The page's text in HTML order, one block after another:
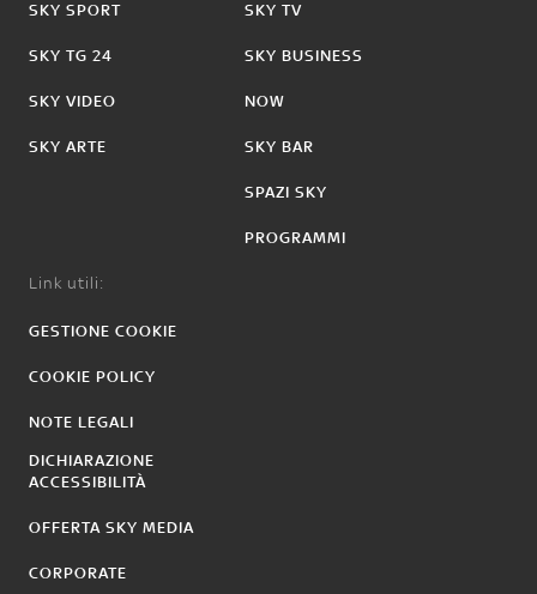
SKY SPORT
SKY TG 24
SKY VIDEO
SKY ARTE
SKY TV
SKY BUSINESS
NOW
SKY BAR
SPAZI SKY
PROGRAMMI
Link utili:
GESTIONE COOKIE
COOKIE POLICY
NOTE LEGALI
DICHIARAZIONE
ACCESSIBILITÀ
OFFERTA SKY MEDIA
CORPORATE